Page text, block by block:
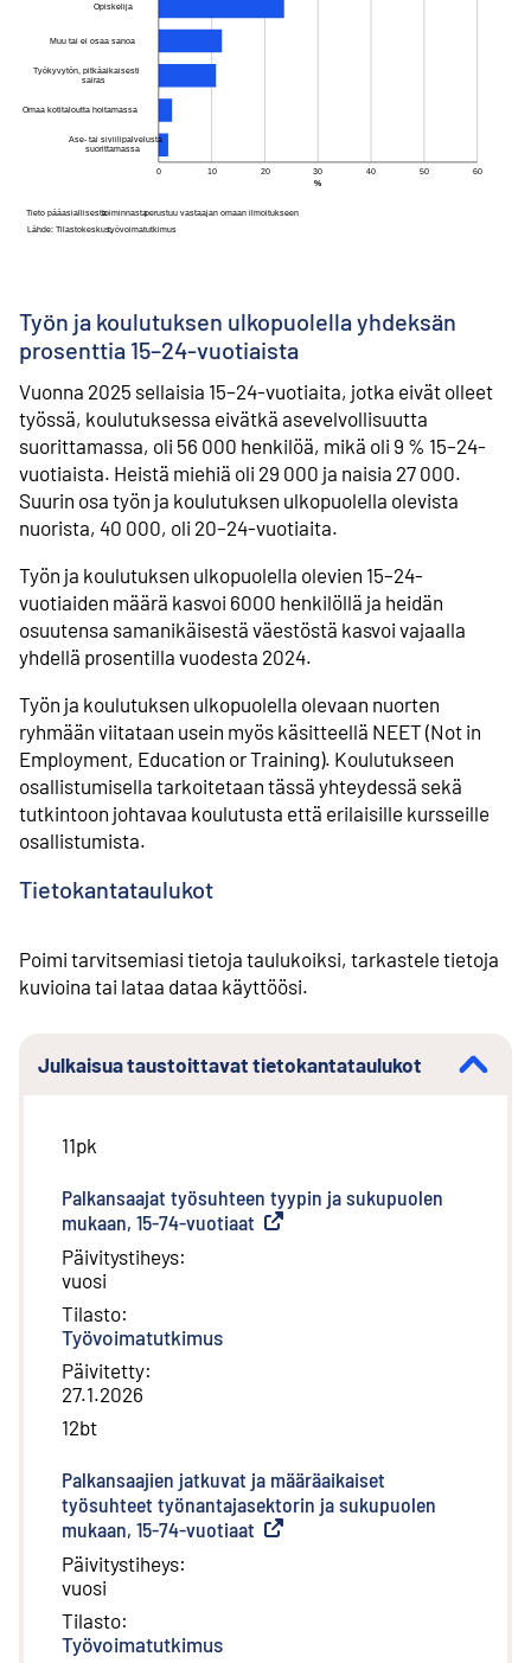
Työn ja koulutuksen ulkopuolella yhdeksän
prosenttia 15–24-vuotiaista
Vuonna 2025 sellaisia 15–24-vuotiaita, jotka eivät olleet
työssä, koulutuksessa eivätkä asevelvollisuutta
suorittamassa, oli 56 000 henkilöä, mikä oli 9 % 15–24-
vuotiaista. Heistä miehiä oli 29 000 ja naisia 27 000.
Suurin osa työn ja koulutuksen ulkopuolella olevista
nuorista, 40 000, oli 20–24-vuotiaita.
Työn ja koulutuksen ulkopuolella olevien 15–24-
vuotiaiden määrä kasvoi 6000 henkilöllä ja heidän
osuutensa samanikäisestä väestöstä kasvoi vajaalla
yhdellä prosentilla vuodesta 2024.
Työn ja koulutuksen ulkopuolella olevaan nuorten
ryhmään viitataan usein myös käsitteellä NEET (Not in
Employment, Education or Training). Koulutukseen
osallistumisella tarkoitetaan tässä yhteydessä sekä
tutkintoon johtavaa koulutusta että erilaisille kursseille
osallistumista.
Tietokantataulukot
Poimi tarvitsemiasi tietoja taulukoiksi, tarkastele tietoja
kuvioina tai lataa dataa käyttöösi.
Julkaisua taustoittavat tietokantataulukot
11pk
Palkansaajat työsuhteen tyypin ja sukupuolen
mukaan, 15-74-vuotiaat Ulkoinen linkki
Päivitystiheys:
vuosi
Tilasto:
Työvoimatutkimus
Päivitetty:
27.1.2026
12bt
Palkansaajien jatkuvat ja määräaikaiset
työsuhteet työnantajasektorin ja sukupuolen
mukaan, 15-74-vuotiaat Ulkoinen linkki
Päivitystiheys:
vuosi
Tilasto:
Työvoimatutkimus